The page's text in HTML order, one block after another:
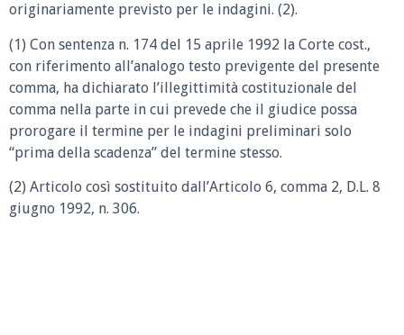
originariamente previsto per le indagini. (2).
(1) Con sentenza n. 174 del 15 aprile 1992 la Corte cost.,
con riferimento all’analogo testo previgente del presente
comma, ha dichiarato l’illegittimità costituzionale del
comma nella parte in cui prevede che il giudice possa
prorogare il termine per le indagini preliminari solo
“prima della scadenza” del termine stesso.
(2) Articolo così sostituito dall’Articolo 6, comma 2, D.L. 8
giugno 1992, n. 306.